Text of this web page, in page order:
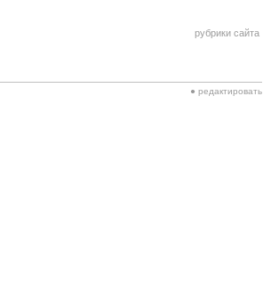
рубрики сайта
● редактировать